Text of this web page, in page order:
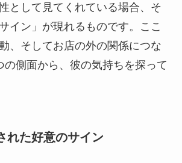
として見てくれている場合、そ
イン」が現れるものです。ここ
、そしてお店の外の関係につな
の側面から、彼の気持ちを探って
れた好意のサイン